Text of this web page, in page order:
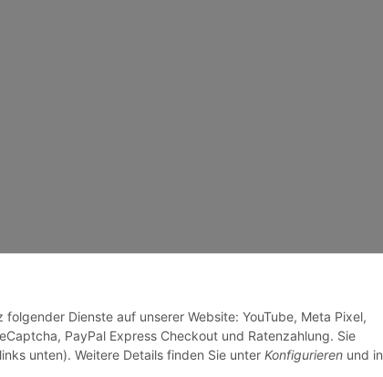
Dienste auf unserer Website: YouTube, Meta Pixel,
PayPal Express Checkout und Ratenzahlung. Sie
unten). Weitere Details finden Sie unter Konfigurieren und in